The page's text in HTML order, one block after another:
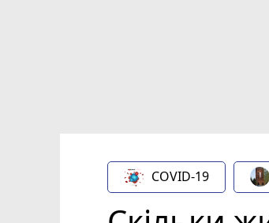
COVID-19